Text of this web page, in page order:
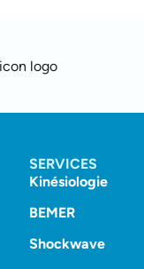
SERVICES
Kinésiologie
BEMER
Shockwave